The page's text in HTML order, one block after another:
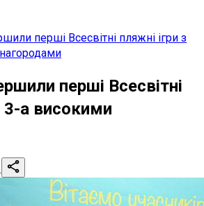
перші Всесвітні пляжні ігри з
перші Всесвітні
3-а високими